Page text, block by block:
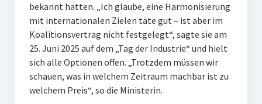
bekannt hatten. „Ich glaube, eine Harmonisierung
mit internationalen Zielen täte gut – ist aber im
Koalitionsvertrag nicht festgelegt“, sagte sie am
25. Juni 2025 auf dem „Tag der Industrie“ und hielt
sich alle Optionen offen. „Trotzdem müssen wir
schauen, was in welchem Zeitraum machbar ist zu
welchem Preis“, so die Ministerin.